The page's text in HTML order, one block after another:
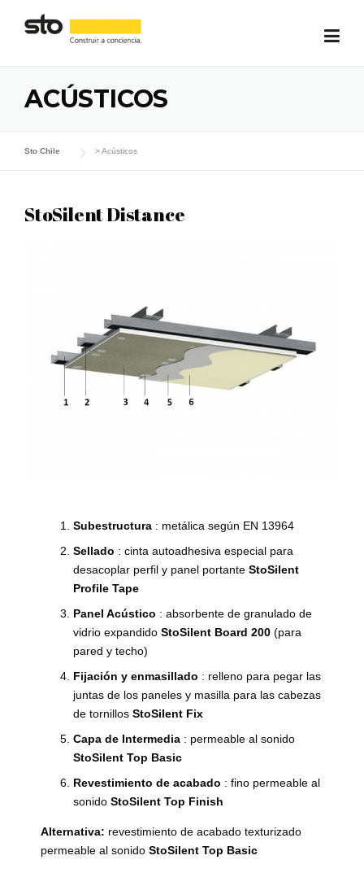
ACÚSTICOS
Sto Chile >Acústicos
StoSilent Distance
Subestructura : metálica según EN 13964
Sellado : cinta autoadhesiva especial para
desacoplar perfil y panel portante StoSilent
Profile Tape
Panel Acústico : absorbente de granulado de
vidrio expandido StoSilent Board 200 (para
pared y techo)
Fijación y enmasillado : relleno para pegar las
juntas de los paneles y masilla para las cabezas
de tornillos StoSilent Fix
Capa de Intermedia : permeable al sonido
StoSilent Top Basic
Revestimiento de acabado : fino permeable al
sonido StoSilent Top Finish
Alternativa: revestimiento de acabado texturizado
permeable al sonido StoSilent Top Basic